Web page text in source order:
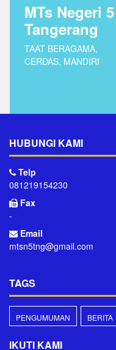
MTs Negeri 5
Tangerang
TAAT BERAGAMA,
CERDAS, MANDIRI
HUBUNGI KAMI
Telp
081219154230
Fax
-
Email
mtsn5tng@gmail.com
TAGS
PENGUMUMAN BERITA
IKUTI KAMI